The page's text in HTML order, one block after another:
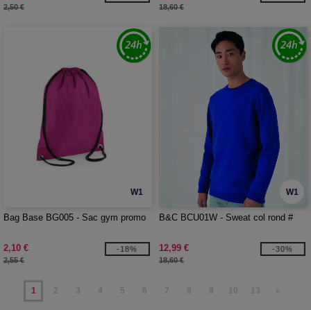
2,50 € 18,60 €
W1
Bag Base BG005 - Sac gym promo
2,10 €
2,55 €
-18%
W1
B&C BCU01W - Sweat col rond #
12,99 €
18,60 €
-30%
1 2 3 4 5 6 7 8 9 10 13 »